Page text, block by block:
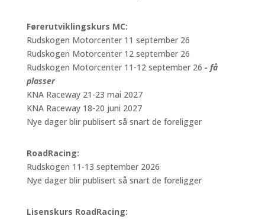
Førerutviklingskurs MC:
Rudskogen Motorcenter 11 september 26
Rudskogen Motorcenter 12 september 26
Rudskogen Motorcenter 11-12 september 26 - få
plasser
KNA Raceway 21-23 mai 2027
KNA Raceway 18-20 juni 2027
Nye dager blir publisert så snart de foreligger
RoadRacing:
Rudskogen 11-13 september 2026
Nye dager blir publisert så snart de foreligger
Lisenskurs RoadRacing: